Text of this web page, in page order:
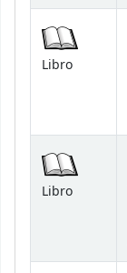
Libro
Libro